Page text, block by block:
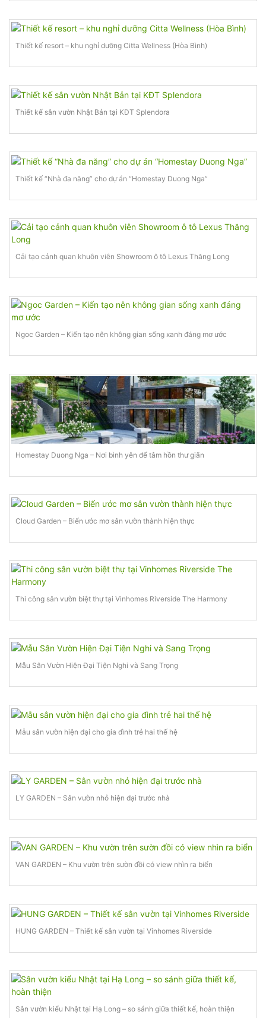
Thiết kế resort – khu nghỉ dưỡng Citta Wellness (Hòa Bình)
Thiết kế sân vườn Nhật Bản tại KĐT Splendora
Thiết kế “Nhà đa năng” cho dự án “Homestay Duong Nga”
Cải tạo cảnh quan khuôn viên Showroom ô tô Lexus Thăng Long
Ngoc Garden – Kiến tạo nên không gian sống xanh đáng mơ ước
Homestay Duong Nga – Nơi bình yên để tâm hồn thư giãn
Cloud Garden – Biến ước mơ sân vườn thành hiện thực
Thi công sân vườn biệt thự tại Vinhomes Riverside The Harmony
Mẫu Sân Vườn Hiện Đại Tiện Nghi và Sang Trọng
Mẫu sân vườn hiện đại cho gia đình trẻ hai thế hệ
LY GARDEN – Sân vườn nhỏ hiện đại trước nhà
VAN GARDEN – Khu vườn trên sườn đồi có view nhìn ra biển
HUNG GARDEN – Thiết kế sân vườn tại Vinhomes Riverside
Sân vườn kiểu Nhật tại Hạ Long – so sánh giữa thiết kế, hoàn thiện